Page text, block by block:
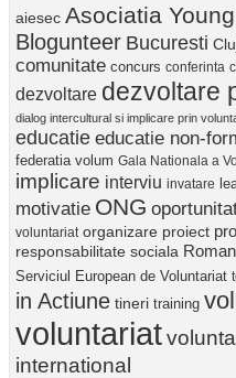
aiesec Asociatia
Blogunteer Bucuresti
comunitate concurs conferinta
dezvoltare dezvoltare
dialog intercultural si implicare prin
educatie educatie non-
federatia volum Gala Nationala a
implicare interviu invatare
motivatie ONG
voluntariat organizare proiect
responsabilitate sociala
Serviciul European de Voluntariat
in Actiune tineri training
voluntariat
international